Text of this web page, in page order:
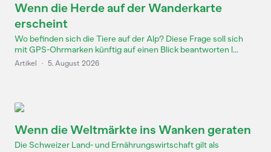
Wenn die Herde auf der Wanderkarte
erscheint
Wo befinden sich die Tiere auf der Alp? Diese Frage soll sich
mit GPS-Ohrmarken künftig auf einen Blick beantworten l...
Artikel · 5. August 2026
Wenn die Weltmärkte ins Wanken geraten
Die Schweizer Land- und Ernährungswirtschaft gilt als